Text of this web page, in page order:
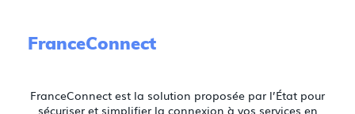
FranceConnect
FranceConnect est la solution proposée par l’État pour
sécuriser et simplifier la connexion à vos services en